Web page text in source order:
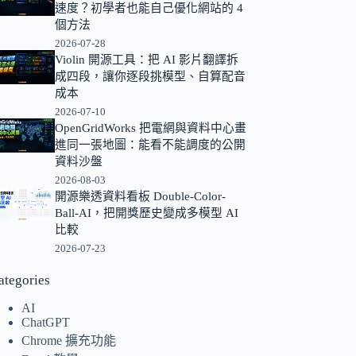
速度？初學者也能自己優化網站的 4
個方法
2026-07-28
Violin 開源工具：把 AI 影片翻譯拆
成四段，讓你逐段挑模型、自算配音
成本
2026-07-10
OpenGridWorks 把電網與資料中心畫
進同一張地圖：能看不能調度的公開
資料沙盤
2026-08-03
開源樂透資料看板 Double-Color-
Ball-AI，把開獎歷史變成多模型 AI
比較
2026-07-23
AI
ChatGPT
Chrome 擴充功能